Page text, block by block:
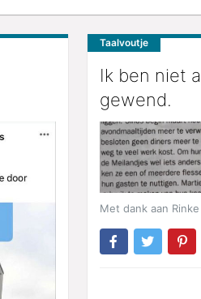
Taalvoutje
Ik ben niet
gewend.
Met dank aan